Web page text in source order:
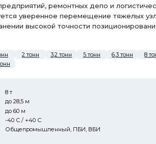
ремонтных депо и
уверенное перемещение тяжелых
высокой точности
8 т
до 28,5 м
до 60 м
-40 С / +40 С
Общепромышленный, ПБИ, ВБИ
2 тонн 3,2 тонн 5 тонн 6,3 тонн 8